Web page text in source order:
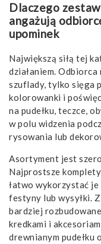
Dlaczego
angażują
upominek
Największą siłą tej
działaniem.
szuflady, tylko sięga
kolorowanki i
na pudełku, teczce,
w polu widzenia
rysowania lub
Asortyment jest
Najprostsze
łatwo wykorzystać je
festyny lub wysyłki.
bardziej
kredkami i
drewnianym pudełku